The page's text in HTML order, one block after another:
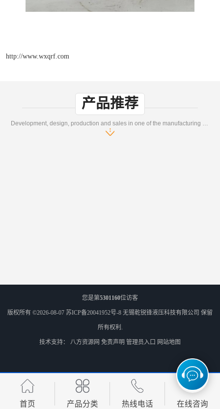
http://www.wxqrf.com
产品推荐
您是第5301160位访客
版权所有 ©2026-08-07 苏ICP备20041952号-8 无锡乾锐锋液压科技有限公司 保留
所有权利.
技术支持： 八方资源网 免责声明 管理员入口 网站地图
首页 产品分类 热线电话 在线咨询